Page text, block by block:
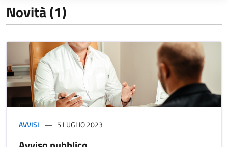
Novità (1)
AVVISI 5 LUGLIO 2023